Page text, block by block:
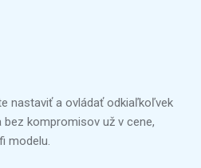
nastaviť a ovládať odkiaľkoľvek
bez kompromisov už v cene,
modelu.